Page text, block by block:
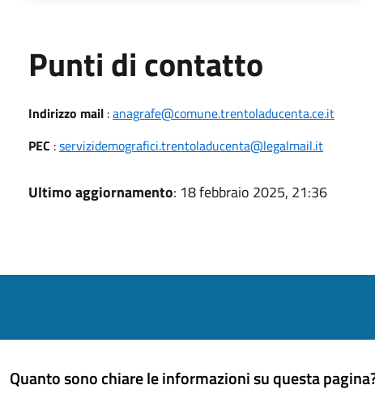
Punti di contatto
Indirizzo mail:anagrafe@comune.trentoladucenta.ce.it
PEC :servizidemografici.trentoladucenta@legalmail.it
Ultimo aggiornamento: 18 febbraio 2025, 21:36
Quanto sono chiare le informazioni su questa